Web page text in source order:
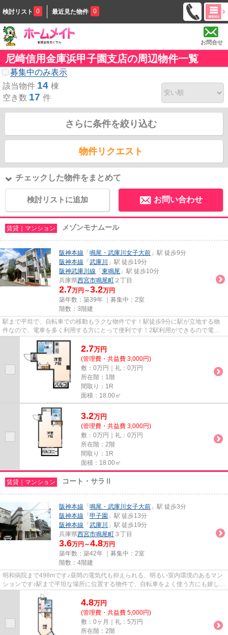
検討リスト 0 最近見た物件 0
お問合せ
尼崎信用金庫浜甲子園支店の周辺物件一覧
募集中のみ表示
該当物件 14 棟
空き数 17 件
さらに条件を絞り込む
物件リクエスト
チェックした物件をまとめて
検討リストに追加 お問い合わせ
賃貸｜マンション メゾンモナムール
阪神本線 「 鳴尾・武庫川女子大前 」駅 徒歩9分
阪神本線 「 武庫川
」駅 徒歩19分
阪神武庫川線 「 東鳴尾 」駅 徒歩10分
兵庫県西宮市鳴尾町 ２丁目
2.7万円～3.2万円
築年数：築39年 ｜募集中： 2室
階数：3階建
駅まで平坦で、自転車での移動もラクな物件です！駅徒歩9分に駅が立地する物
件なので、電車を多く利用する方にとって便利です！2駅利用ができるので電車
の利用に役立つ物件です！こち...
2.7万円
(管理費・共益費 3,000円)
敷：0万円｜礼：0万円
所在階：1階
間取り：1R
面積：18.00㎡
3.2万円
(管理費・共益費 3,000円)
敷：0万円｜礼：0万円
所在階：2階
間取り：1R
面積：18.00㎡
賃貸｜マンション コート・サラⅡ
阪神本線 「 鳴尾・武庫川女子大前 」駅 徒歩3分
阪神本線 「 甲子園 」駅 徒歩13分
阪神本線 「 武庫川
」駅 徒歩19分
兵庫県西宮市鳴尾町 ３丁目
3.6万円～4.8万円
築年数：築42年 ｜募集中： 2室
階数：4階建
明和病院まで498mです♪昼間の電気代も抑えられる、明るい室内環境のあるマン
ションです♪駅まで平坦な場所に位置する物件で、自転車をよく使う方にも嬉しい
立地です♪ご利用可能な駅が2...
4.8万円
(管理費・共益費 5,000円)
敷：0ヶ月｜礼：5万円
所在階：2階